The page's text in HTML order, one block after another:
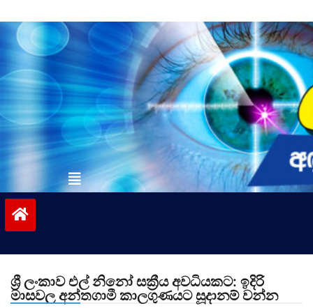
to
contentvinivida.lk
ශ්‍රී ලංකාව එල් නිනෝ සක්‍රීය අවධියකට: ඉදිරි
මාසවල අන්තගාමී කාලගුණයට සූදානම් වන්න